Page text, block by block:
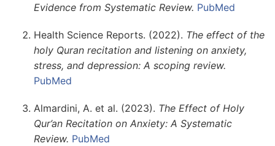
Evidence from Systematic Review. PubMed
Health Science Reports. (2022). The effect of the
holy Quran recitation and listening on anxiety,
stress, and depression: A scoping review.
PubMed
Almardini, A. et al. (2023). The Effect of Holy
Qur’an Recitation on Anxiety: A Systematic
Review. PubMed